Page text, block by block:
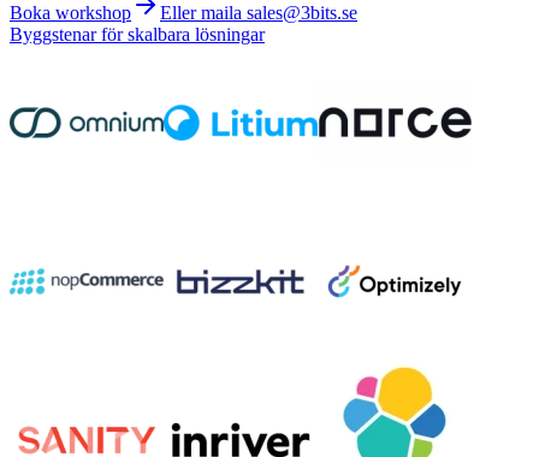
Boka workshop
Eller maila sales@3bits.se
Byggstenar för skalbara lösningar